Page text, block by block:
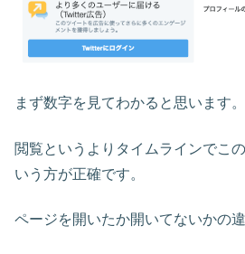
まず数字を見てわかると思います。
閲覧というよりタイムラインでこ
いう方が正確です。
ページを開いたか開いてないかの